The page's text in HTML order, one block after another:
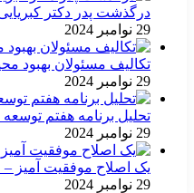
درگذشت پدر دکتر
29 نوامبر 2024
تکالیف مسئولان بهبود
29 نوامبر 2024
تحلیل برنامه هفتم
29 نوامبر 2024
یک اصلاح موفقیت آمیز
29 نوامبر 2024